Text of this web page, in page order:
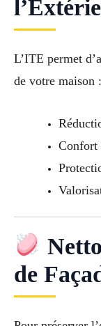
L’ITE permet
de votre maison :
Confort
de